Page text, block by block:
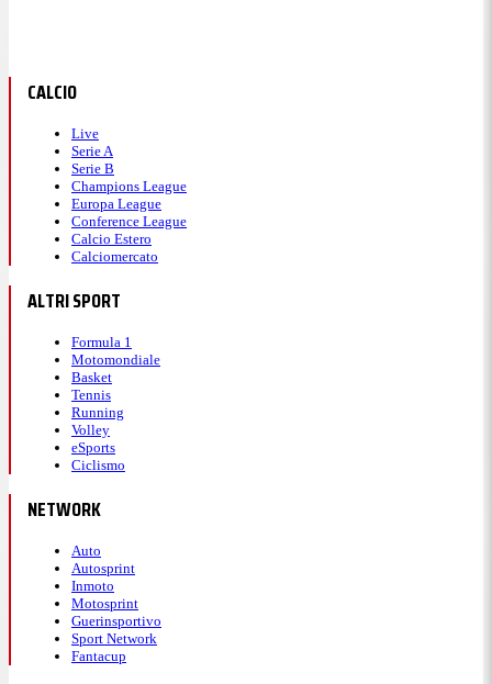
CALCIO
Live
Serie A
Serie B
Champions League
Europa League
Conference League
Calcio Estero
Calciomercato
ALTRI SPORT
Formula 1
Motomondiale
Basket
Tennis
Running
Volley
eSports
Ciclismo
NETWORK
Auto
Autosprint
Inmoto
Motosprint
Guerinsportivo
Sport Network
Fantacup